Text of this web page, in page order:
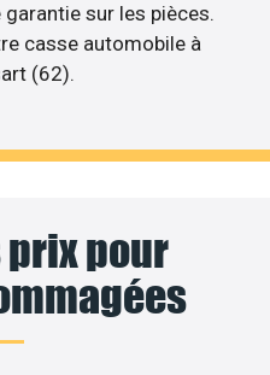
sur les pièces.
casse automobile à
(62).
pour